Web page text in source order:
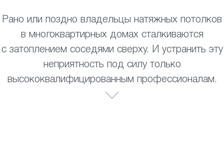
Рано или поздно владельцы натяжных потолков
в многоквартирных домах сталкиваются
с затоплением соседями сверху. И устранить эту
неприятность под силу только
высококвалифицированным профессионалам.